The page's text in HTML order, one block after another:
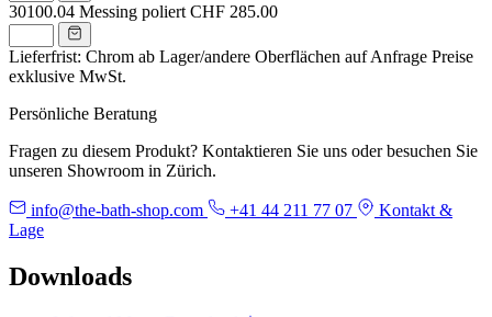
30100.04 Messing poliert CHF 285.00
Lieferfrist: Chrom ab Lager/andere Oberflächen auf Anfrage Preise
exklusive MwSt.
Persönliche Beratung
Fragen zu diesem Produkt? Kontaktieren Sie uns oder besuchen Sie
unseren Showroom in Zürich.
info@the-bath-shop.com +41 44 211 77 07
Kontakt &
Lage
Downloads